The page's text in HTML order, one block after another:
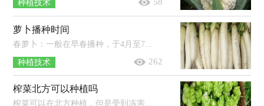
种植技术
萝卜播种时间
种植技术 262
榨菜北方可以种植吗
榨菜可以在北方种植，但是受到冻害的几率较高，建议使用大棚进行种植。榨菜是一种不耐寒的作物，定植后如果遇到冷空气，则很容易在苗期就...